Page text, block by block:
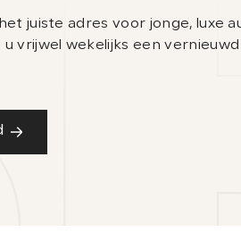
juiste adres voor jonge, luxe
vrijwel wekelijks een vernieuwd